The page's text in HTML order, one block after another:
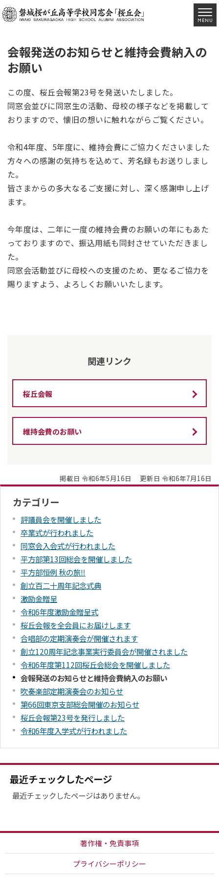
会報発送のお知らせと維持会費納入の
お願い
この度、桜丘会報第23号を発送いたしました。
同窓会並びに同窓生の活動、母校の様子などを掲載して
おりますので、懐旧の想いに触れながらご覧ください。
令和4年度、5年度に、維持会費にご協力くださいました
方々への感謝の気持ちを込めて、芳名録もお送りしまし
た。
皆さまからの多大なるご支援に対し、深く感謝申し上げ
ます。
今年度は、二年に一度の維持会費のお願いの年にもあた
っておりますので、振込用紙も同封させていただきまし
た。
同窓会活動並びに母校への支援のため、更なるご協力を
賜りますよう、よろしくお願いいたします。
関連リンク
桜丘会報
維持会費のお願い
掲載日 令和6年5月16日 更新日 令和6年7月16日
カテゴリー
評議員会を開催しました
卒業式が行われました
同窓会入会式が行われました
平方部第13回総会を開催しました
平方部恒例 秋の旅‼
創立百二十周年記念式典
激励金贈呈
令和6年度激励金贈呈式
桜丘会報を全会員にお届けします
合唱部の定期演奏会が開催されます
創立120周年記念事業実行委員会が開催されました
令和6年度第112回桜丘会総会を開催しました
会報発送のお知らせと維持会費納入のお願い
吹奏楽部定期演奏会のお知らせ
第66回東京支部総会開催のお知らせ
桜丘会報第23号を発行しました
令和6年度入学式が行われました
最近チェックしたページ
最近チェックしたページはありません。
著作権・免責事項
プライバシーポリシー